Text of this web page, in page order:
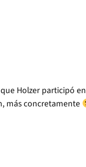
Holzer participó en
más concretamente